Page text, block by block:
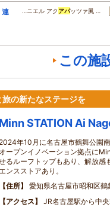
連
…ニエル アクアパッツァ風 …
この施
の新たなステージを
Minn STATION Ai
2024年10月に名古屋市鶴舞公園
オープンイノベーション拠点に
るルーフトップもあり、解放感
ンスストアあり。
住所
愛知県名古屋市昭和区鶴
アクセス
JR名古屋駅から中